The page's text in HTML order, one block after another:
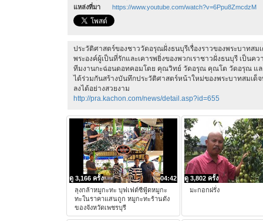
แหล่งที่มา
https://www.youtube.com/watch?v=6Ppu8ZmcdzM
ประวัติศาสตร์ของชาววัดอรุณฝั่งธนบุรีเรื่องราวของพระบาทสม
พระองค์ผู้เป็นที่รักและเคารพยิ่งของพวกเราชาวฝั่งธนบุรี เป็นค
ทีมงานกะฉ่อนดอทคอมโดย คุณวิทย์ วัดอรุณ คุณโต วัดอรุณ แ
ได้ร่วมกันสร้างบันทึกประวัติศาสตร์หน้าใหม่ของพระบาทสมเด็จ
ลงได้อย่างสวยงาม
http://pra.kachon.com/news/detail.asp?id=655
04:42
ดู 3,166 ครั้ง
ลุงกล้าหมูกะทะ บุฟเฟต์ซีฟู้ดหมูกะ
ทะในราคาแสนถูก หมูกะทะร้านดัง
ของจังหวัดเพชรบุรี
ดู 3,802 ครั้ง
มะกอกฝรั่ง